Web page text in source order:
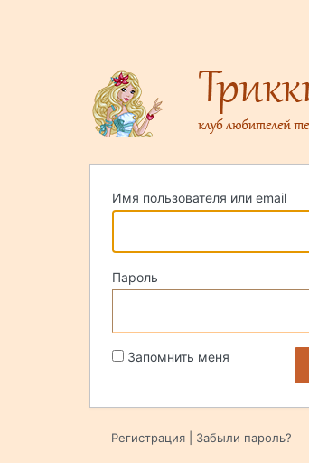
Имя пользователя или email
Пароль
Запомнить меня
Регистрация Забыли пароль?